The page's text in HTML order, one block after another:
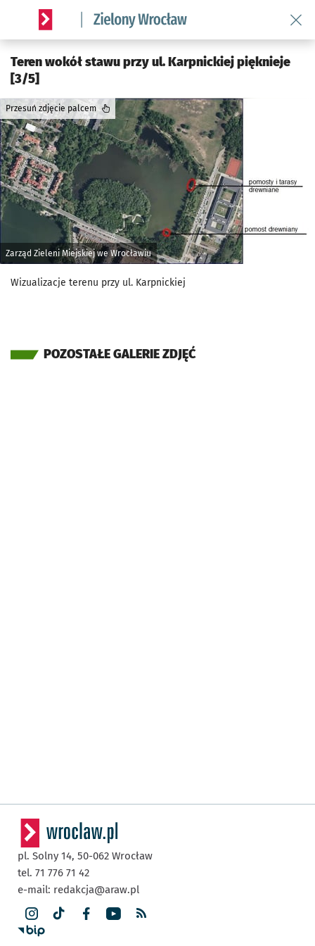
Serwis informacyjny wroclaw.pl podserwis: Środowisko we
Teren wokół stawu przy ul. Karpnickiej pięknieje
[3/5]
Zarząd Zieleni Miejskiej we Wrocławiu
Przesuń zdjęcie palcem
Wizualizacje terenu przy ul. Karpnickiej
POZOSTAŁE GALERIE ZDJĘĆ
pl. Solny 14, 50-062 Wrocław
tel. 71 776 71 42
e-mail: redakcja@araw.pl